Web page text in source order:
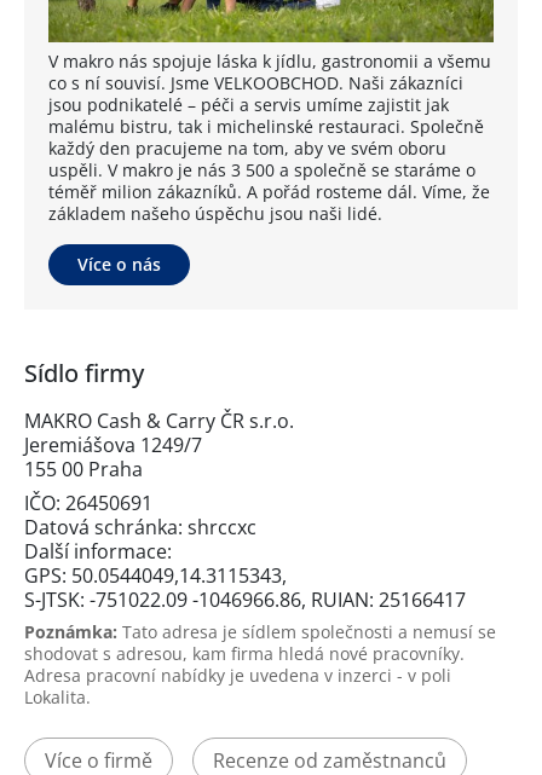
V makro nás spojuje láska k jídlu, gastronomii a všemu
co s ní souvisí. Jsme VELKOOBCHOD. Naši zákazníci
jsou podnikatelé – péči a servis umíme zajistit jak
malému bistru, tak i michelinské restauraci. Společně
každý den pracujeme na tom, aby ve svém oboru
uspěli. V makro je nás 3 500 a společně se staráme o
téměř milion zákazníků. A pořád rosteme dál. Víme, že
základem našeho úspěchu jsou naši lidé.
Více o nás
Sídlo firmy
MAKRO Cash & Carry ČR s.r.o.
Jeremiášova 1249/7
155 00 Praha
IČO: 26450691
Datová schránka: shrccxc
Další informace:
GPS: 50.0544049,14.3115343,
S-JTSK: -751022.09 -1046966.86, RUIAN: 25166417
Poznámka: Tato adresa je sídlem společnosti a nemusí se
shodovat s adresou, kam firma hledá nové pracovníky.
Adresa pracovní nabídky je uvedena v inzerci - v poli
Lokalita.
Více o firmě Recenze od zaměstnanců